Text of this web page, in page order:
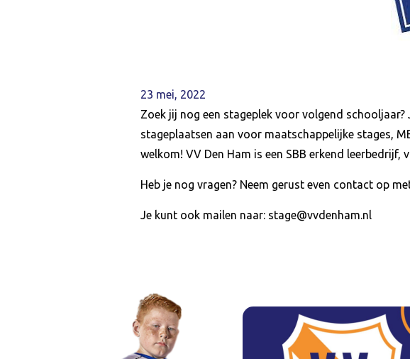
23 mei, 2022
Zoek jij nog een stageplek voor volgend
stageplaatsen aan voor maatschappelijke stages,
welkom! VV Den Ham is een SBB erkend
Heb je nog vragen? Neem gerust even contact op
Je kunt ook mailen naar: stage@vvdenham.nl